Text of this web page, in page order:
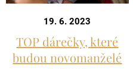
19. 6. 2023
TOP dárečky, které
budou novomanželé